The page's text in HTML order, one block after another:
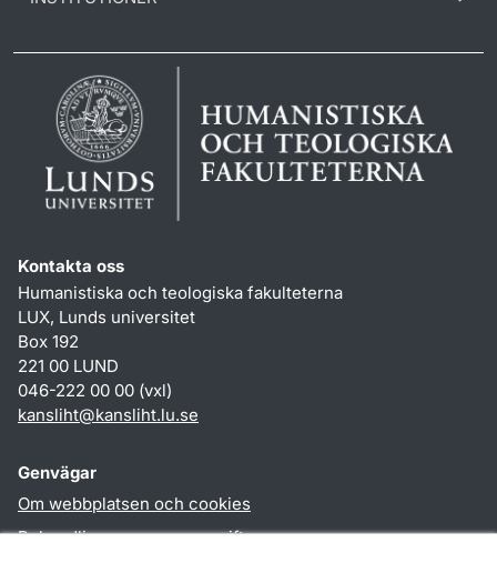
Kontakta oss
Humanistiska och teologiska fakulteterna
LUX, Lunds universitet
Box 192
221 00 LUND
046-222 00 00 (vxl)
kansliht@kansliht.lu.se
Genvägar
Om webbplatsen och cookies
Behandling av personuppgifter